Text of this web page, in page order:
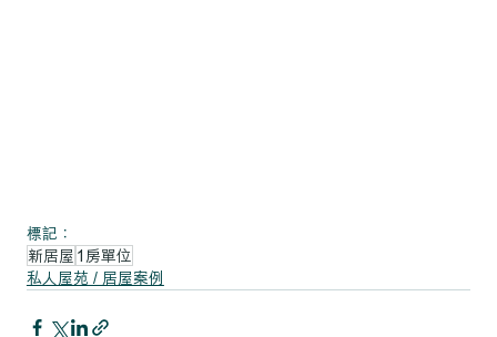
標記：
新居屋 1房單位
私人屋苑 / 居屋案例